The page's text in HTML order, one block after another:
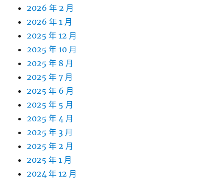
2026 年 2 月
2026 年 1 月
2025 年 12 月
2025 年 10 月
2025 年 8 月
2025 年 7 月
2025 年 6 月
2025 年 5 月
2025 年 4 月
2025 年 3 月
2025 年 2 月
2025 年 1 月
2024 年 12 月